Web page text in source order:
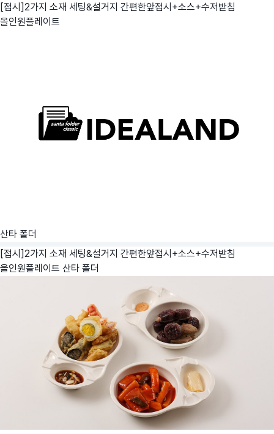
[접시]2가지 소재 세팅&설거지 간편한앞접시+소스+수저받침
올인원플레이트
산타 폴더
[접시]2가지 소재 세팅&설거지 간편한앞접시+소스+수저받침
올인원플레이트 산타 폴더